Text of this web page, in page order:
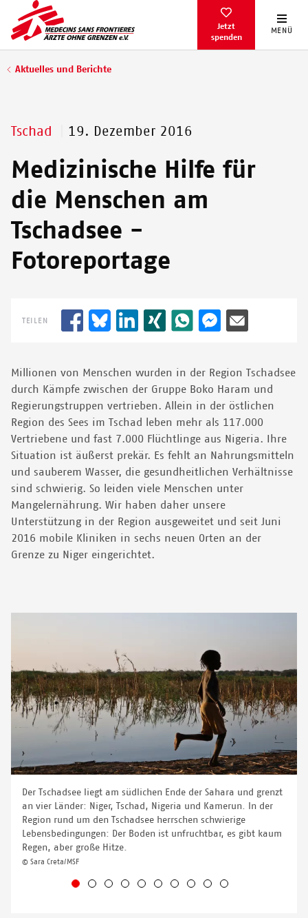
zum
Inhalt
Jetzt
spenden
MENÜ
Pfadnavigation
Aktuelles und Berichte
Tschad 19. Dezember 2016
Medizinische Hilfe für
die Menschen am
Tschadsee -
Fotoreportage
TEILEN
Millionen von Menschen wurden in der Region Tschadsee
durch Kämpfe zwischen der Gruppe Boko Haram und
Regierungstruppen vertrieben. Allein in der östlichen
Region des Sees im Tschad leben mehr als 117.000
Vertriebene und fast 7.000 Flüchtlinge aus Nigeria. Ihre
Situation ist äußerst prekär. Es fehlt an Nahrungsmitteln
und sauberem Wasser, die gesundheitlichen Verhältnisse
sind schwierig. So leiden viele Menschen unter
Mangelernährung. Wir haben daher unsere
Unterstützung in der Region ausgeweitet und seit Juni
2016 mobile Kliniken in sechs neuen Orten an der
Grenze zu Niger eingerichtet.
Der Tschadsee liegt am südlichen Ende der Sahara und grenzt
an vier Länder: Niger, Tschad, Nigeria und Kamerun. In der
Region rund um den Tschadsee herrschen schwierige
Lebensbedingungen: Der Boden ist unfruchtbar, es gibt kaum
Regen, aber große Hitze.
© Sara Creta/MSF